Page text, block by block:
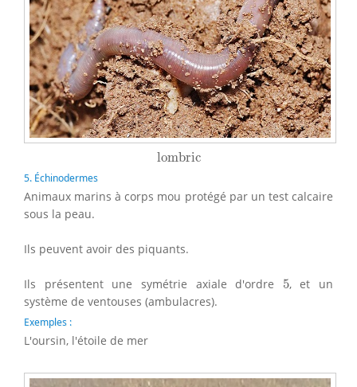
lombric
lombric
5. Échinodermes
Animaux marins à corps mou protégé par un test calcaire
sous la peau.
Ils peuvent avoir des piquants.
Ils présentent une symétrie axiale d'ordre 5
5, et un
système de ventouses (ambulacres).
Exemples :
L'oursin, l'étoile de mer